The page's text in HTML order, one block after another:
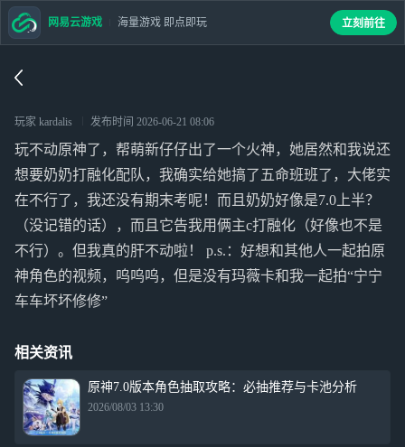
玩家 kardalis 发布时间 2026-06-21 08:06
玩不动原神了，帮萌新仔仔出了一个火神，她居然和我说还
想要奶奶打融化配队，我确实给她搞了五命班班了，大佬实
在不行了，我还没有期末考呢！而且奶奶好像是7.0上半？
（没记错的话），而且它告我用俩主c打融化（好像也不是
不行）。但我真的肝不动啦！ p.s.：好想和其他人一起拍原
神角色的视频，呜呜呜，但是没有玛薇卡和我一起拍“宁宁
车车坏坏修修”
相关资讯
原神7.0版本角色抽取攻略：必抽推荐与卡池分析
2026/08/03 13:30
网易云游戏 海量游戏 即点即玩 立刻前往